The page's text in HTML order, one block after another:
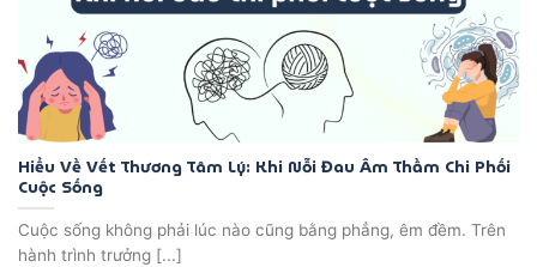
Hiểu Về Vết Thương Tâm Lý: Khi Nỗi Đau Âm Thầm Chi Phối
Cuộc Sống
Cuộc sống không phải lúc nào cũng bằng phẳng, êm đềm. Trên
hành trình trưởng [...]